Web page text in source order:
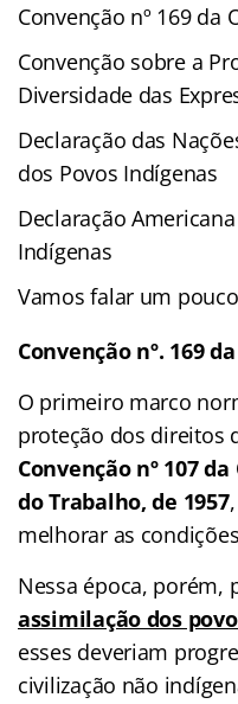
Convenção nº 169 da
Convenção sobre a
Diversidade das
Declaração das
dos Povos Indígenas
Declaração
Indígenas
Vamos falar um
Convenção nº. 169
O primeiro marco
proteção dos direitos
Convenção nº 107
do Trabalho, de 1957
melhorar as
Nessa época, porém,
assimilação dos
esses deveriam
civilização não